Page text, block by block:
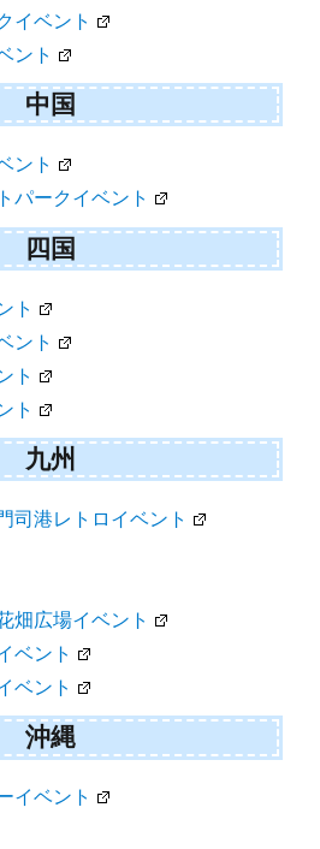
イベント
ント
中国
ント
パークイベント
四国
ト
ント
ト
ト
九州
司港レトロイベント
畑広場イベント
ベント
ベント
沖縄
イベント